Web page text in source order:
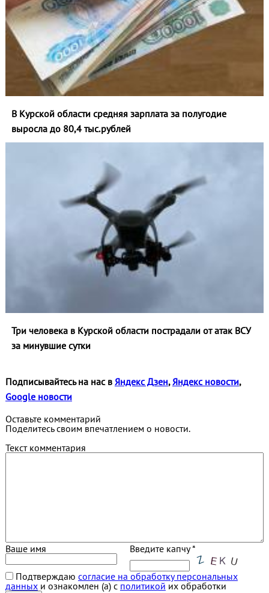
В Курской области средняя зарплата за полугодие
выросла до 80,4 тыс.рублей
Три человека в Курской области пострадали от атак ВСУ
за минувшие сутки
Подписывайтесь на нас в Яндекс Дзен,Яндекс новости,
Google новости
Оставьте комментарий
Поделитесь своим впечатлением о новости.
Текст комментария
Ваше имя Введите капчу *
Подтверждаю согласие на обработку персональных
данныхи ознакомлен (а) с политикой их обработки